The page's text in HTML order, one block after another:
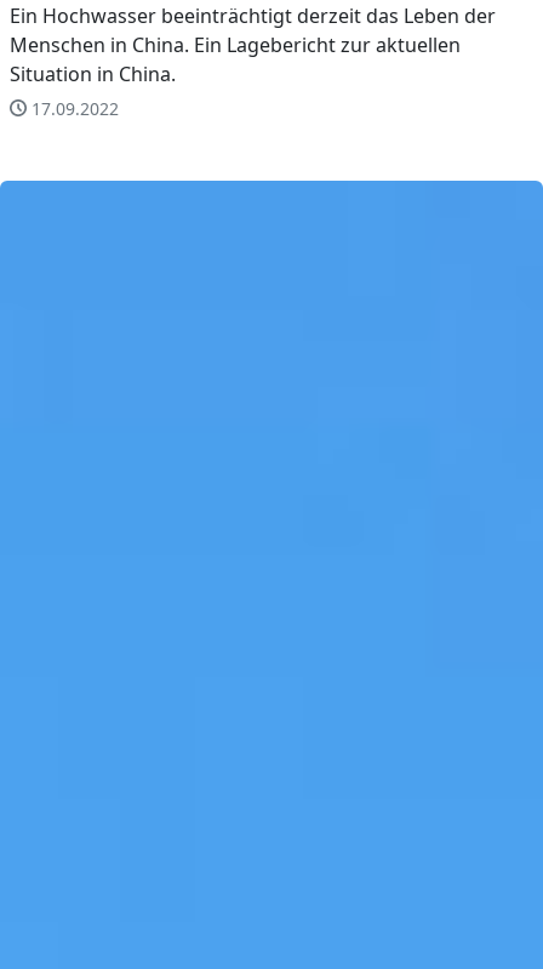
Ein Hochwasser beeinträchtigt derzeit das Leben der
Menschen in China. Ein Lagebericht zur aktuellen
Situation in China.
17.09.2022